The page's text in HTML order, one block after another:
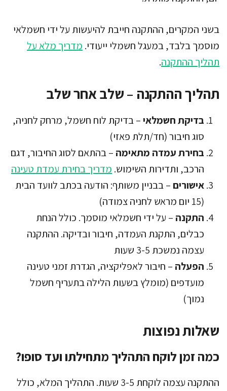
בשני המקרים, ההתקנה חייבת להיעשות על ידי חשמלאי
מוסמך בלבד, במעגל חשמלי ייעודי. מדריך מלא על
תהליך ההתקנה.
תהליך ההתקנה – שלב אחר שלב
בדיקת חשמלאי– בדיקת לוח חשמל, מרחק לחניה,
סוג חיבור (חד/תלת פאזי)
בחירת עמדה מתאימה – בהתאם לסוג החיבור, דגם
הרכב, ותדירות השימוש. מדריך בחירת עמדת טעינה
אישורים– בבניין משותף: הודעה בכתב לוועד הבית
(15 יום מראש לחניה צמודה)
התקנה – על ידי חשמלאי מוסמך. כולל הנחת
כבלים, התקנת העמדה, חיבור ובדיקה. ההתקנה
עצמה נמשכת 3-5 שעות
הפעלה – חיבור לאפליקציה, הגדרת זמני טעינה
מועדפים (מומלץ בשעות הלילה בתעריף חשמל
נמוך)
שאלות נפוצות
כמה זמן לוקח התהליך מתחילתו ועד סופו?
ההתקנה עצמה לוקחת 3-5 שעות. התהליך המלא, כולל